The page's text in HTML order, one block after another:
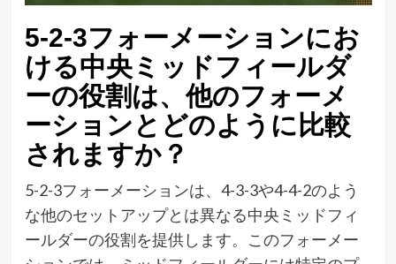
5-2-3フォーメーションにお
ける中央ミッドフィールダ
ーの役割は、他のフォーメ
ーションとどのように比較
されますか？
5-2-3フォーメーションは、4-3-3や4-4-2のよう
な他のセットアップとは異なる中央ミッドフィ
ールダーの役割を提供します。このフォーメー